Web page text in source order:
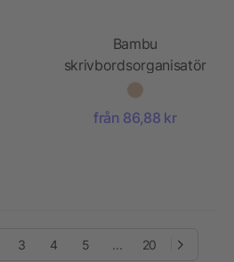
Bambu
skrivbordsorganisatör
5W trådlös laddare
från 86,88 kr
3 4 5 ... 20